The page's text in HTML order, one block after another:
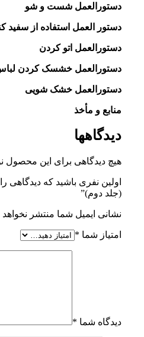
دستورالعمل شست و شو
دستور العمل استفاده از سفید
دستورالعمل اتو کردن
دستورالعمل خشسک کردن
دستورالعمل خشک شویی
منابع و مأخذ
دیدگاهها
هیچ دیدگاهی برای این محصول
اولین نفری باشید که دیدگاهی
(جلد دوم)”
نشانی ایمیل شما منتشر
امتیاز شما *
دیدگاه شما *